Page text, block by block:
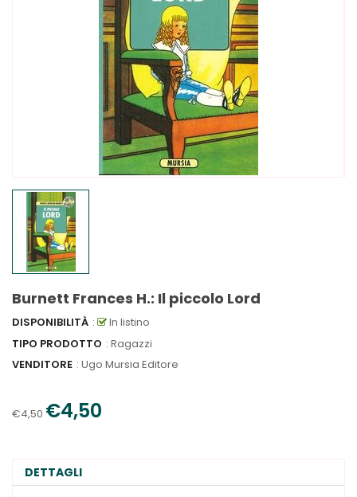
Burnett Frances H.: Il piccolo Lord
DISPONIBILITÀ :
In listino
TIPO PRODOTTO : Ragazzi
VENDITORE : Ugo Mursia Editore
€4,50 €4,50
DETTAGLI